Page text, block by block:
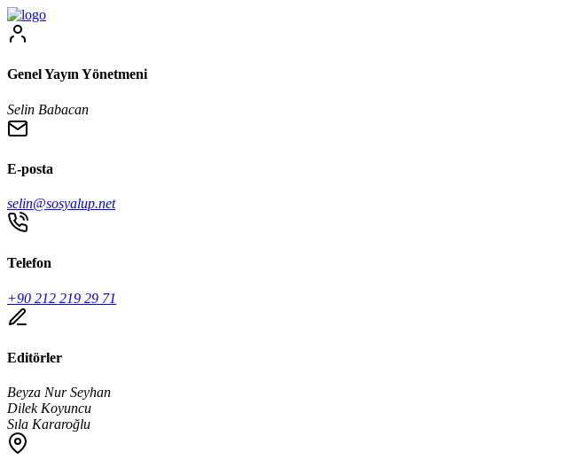
Genel Yayın Yönetmeni
Selin Babacan
E-posta
selin@sosyalup.net
Telefon
+90 212 219 29 71
Editörler
Beyza Nur Seyhan
Dilek Koyuncu
Sıla Kararoğlu